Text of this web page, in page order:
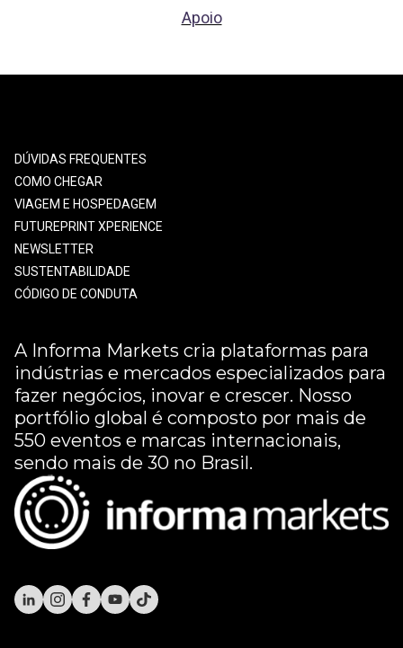
Apoio
DÚVIDAS FREQUENTES
COMO CHEGAR
VIAGEM E HOSPEDAGEM
FUTUREPRINT XPERIENCE
NEWSLETTER
SUSTENTABILIDADE
CÓDIGO DE CONDUTA
A Informa Markets cria plataformas para
indústrias e mercados especializados para
fazer negócios, inovar e crescer. Nosso
portfólio global é composto por mais de
550 eventos e marcas internacionais,
sendo mais de 30 no Brasil.